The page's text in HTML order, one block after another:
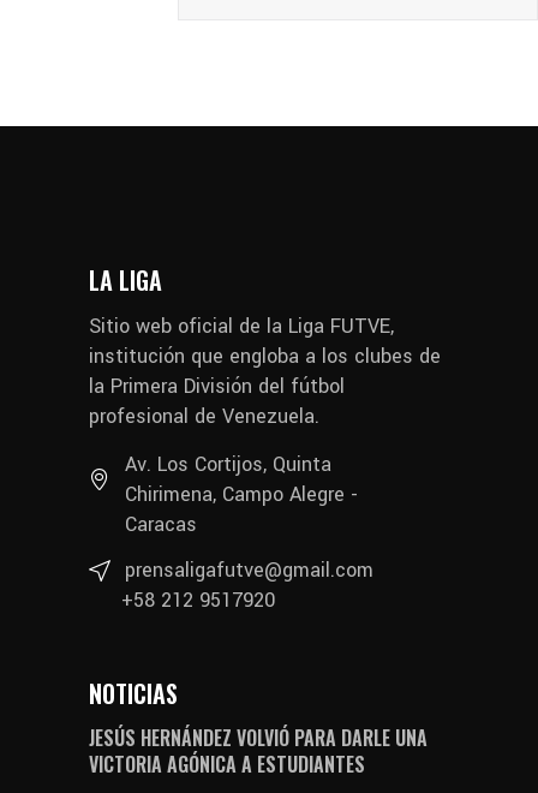
LA LIGA
Sitio web oficial de la Liga FUTVE,
institución que engloba a los clubes de
la Primera División del fútbol
profesional de Venezuela.
Av. Los Cortijos, Quinta
Chirimena, Campo Alegre -
Caracas
prensaligafutve@gmail.com
+58 212 9517920
NOTICIAS
JESÚS HERNÁNDEZ VOLVIÓ PARA DARLE UNA
VICTORIA AGÓNICA A ESTUDIANTES